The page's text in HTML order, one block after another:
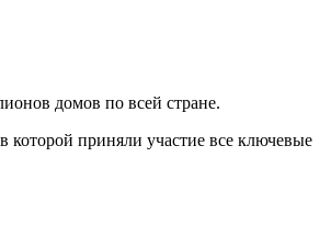
домов по всей стране.
которой приняли участие все ключевые